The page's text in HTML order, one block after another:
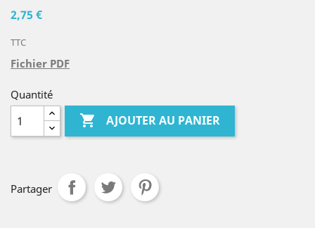
2,75 €
TTC
Fichier PDF
Quantité
 AJOUTER AU PANIER
Partager